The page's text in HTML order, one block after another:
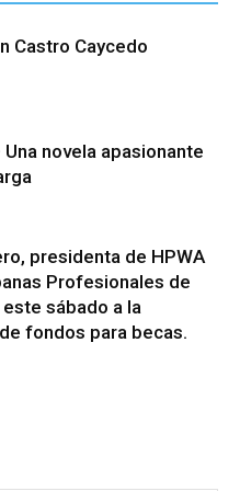
Castro Caycedo
Una novela apasionante
presidenta de HPWA
Profesionales de
sábado a la
fondos para becas.